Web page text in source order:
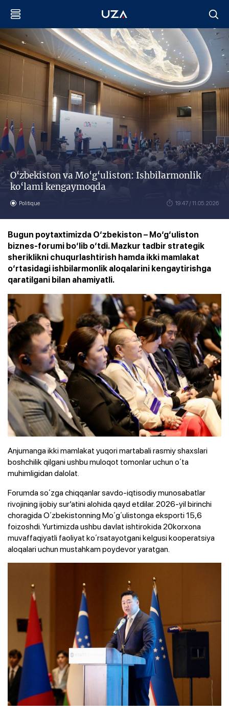
O‘zbekiston va Mo‘g‘uliston: Ishbilarmonlik
ko‘lami kengaymoqda
Politique 19:47 / 11.05.2026
Bugun poytaxtimizda O‘zbekiston – Mo‘g‘uliston
biznes-forumi bo‘lib o‘tdi. Mazkur tadbir strategik
sheriklikni chuqurlashtirish hamda ikki mamlakat
o‘rtasidagi ishbilarmonlik aloqalarini kengaytirishga
qaratilgani bilan ahamiyatli.
Anjumanga ikki mamlakat yuqori martabali rasmiy shaxslari
boshchilik qilgani ushbu muloqot tomonlar uchun oʻta
muhimligidan dalolat.
Forumda soʻzga chiqqanlar savdo-iqtisodiy munosabatlar
rivojining ijobiy surʼatini alohida qayd etdilar. 2026-yil birinchi
choragida Oʻzbekistonning Moʻgʻulistonga eksporti 15,6
foizoshdi. Yurtimizda ushbu davlat ishtirokida 20korxona
muvaffaqiyatli faoliyat koʻrsatayotgani kelgusi kooperatsiya
aloqalari uchun mustahkam poydevor yaratgan.